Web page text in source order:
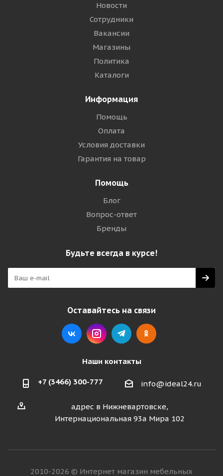
Новости
Сотрудники
Вакансии
Магазины
Политика
Каталоги
Информация
Помощь
Оплата
Условия доставки
Гарантия на товар
Помощь
Блог
Вопрос-ответ
Бренды
Будьте всегда в курсе!
Оставайтесь на связи
Наши контакты
+7 (3466) 300-777 info@ideal24.ru
адрес в Нижневартовске,
Интернациональная 93а Мира 102
2010-2026 © Интернет магазин мебельных